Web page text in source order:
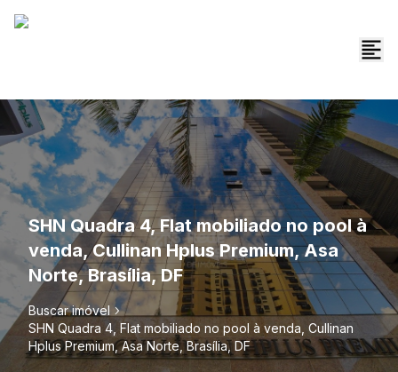
SHN Quadra 4, Flat mobiliado no pool à
venda, Cullinan Hplus Premium, Asa
Norte, Brasília, DF
Buscar imóvel
SHN Quadra 4, Flat mobiliado no pool à venda, Cullinan
Hplus Premium, Asa Norte, Brasília, DF